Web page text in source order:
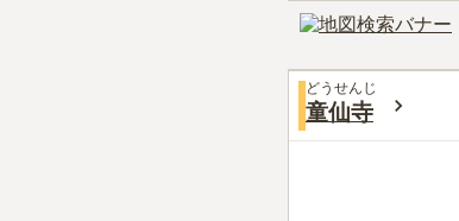
どうせんじ
童仙寺